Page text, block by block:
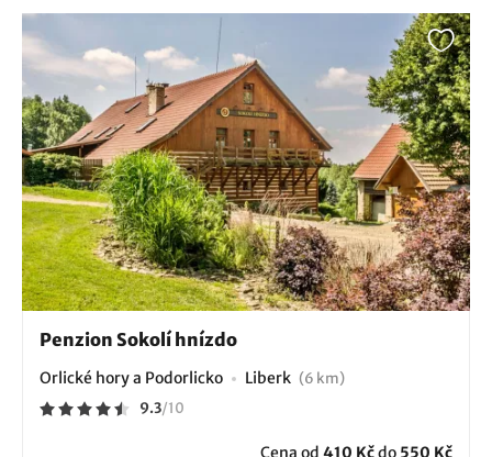
Penzion Sokolí hnízdo
Orlické hory a Podorlicko Liberk (6 km)
9.3/10
Cena od 410 Kčdo 550 Kč